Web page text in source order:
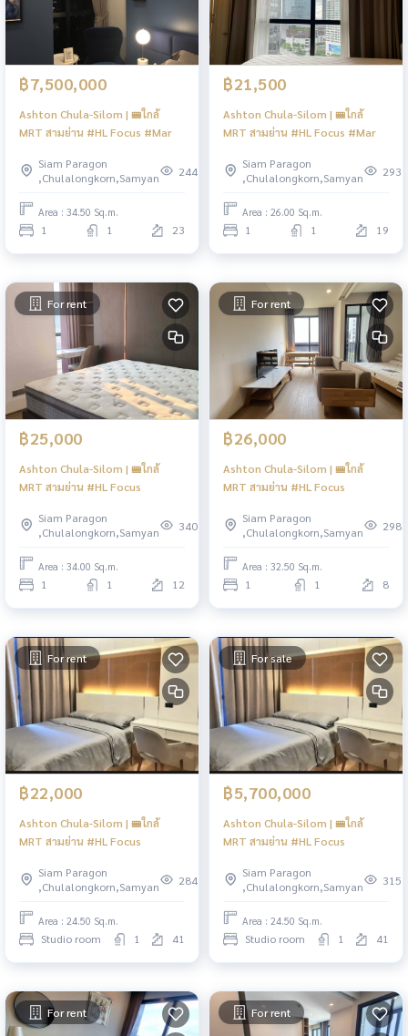
฿7,500,000
Ashton Chula-Silom | 🚝ใกล้
MRT สามย่าน #HL Focus #Mar
Siam Paragon
,Chulalongkorn,Samyan
244
Area : 34.50 Sq.m.
1 1 23
฿21,500
Ashton Chula-Silom | 🚝ใกล้
MRT สามย่าน #HL Focus #Mar
Siam Paragon
,Chulalongkorn,Samyan
293
Area : 26.00 Sq.m.
1 1 19
For rent
฿25,000
Ashton Chula-Silom | 🚝ใกล้
MRT สามย่าน #HL Focus
Siam Paragon
,Chulalongkorn,Samyan
340
Area : 34.00 Sq.m.
1 1 12
For rent
฿26,000
Ashton Chula-Silom | 🚝ใกล้
MRT สามย่าน #HL Focus
Siam Paragon
,Chulalongkorn,Samyan
298
Area : 32.50 Sq.m.
1 1 8
For rent
฿22,000
Ashton Chula-Silom | 🚝ใกล้
MRT สามย่าน #HL Focus
Siam Paragon
,Chulalongkorn,Samyan
284
Area : 24.50 Sq.m.
Studio room 1 41
For sale
฿5,700,000
Ashton Chula-Silom | 🚝ใกล้
MRT สามย่าน #HL Focus
Siam Paragon
,Chulalongkorn,Samyan
315
Area : 24.50 Sq.m.
Studio room 1 41
For rent For rent